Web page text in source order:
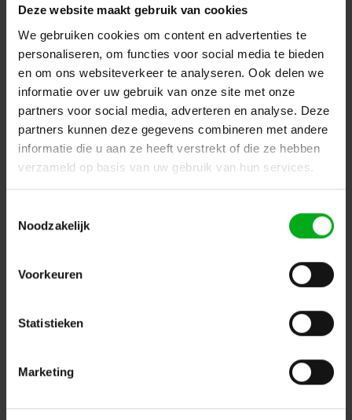
Deze website maakt gebruik van cookies
We gebruiken cookies om content en advertenties te
personaliseren, om functies voor social media te bieden
en om ons websiteverkeer te analyseren. Ook delen we
informatie over uw gebruik van onze site met onze
partners voor social media, adverteren en analyse. Deze
partners kunnen deze gegevens combineren met andere
informatie die u aan ze heeft verstrekt of die ze hebben
verzameld op basis van uw gebruik van hun services.
Noodzakelijk
Voorkeuren
Statistieken
Marketing
Levertijd op aanvraag
Login voor prijzen
Amptown | CASE45 | Flightcase | 2x P18 | L 120 x B 58 x
Levertijd op aanvraag